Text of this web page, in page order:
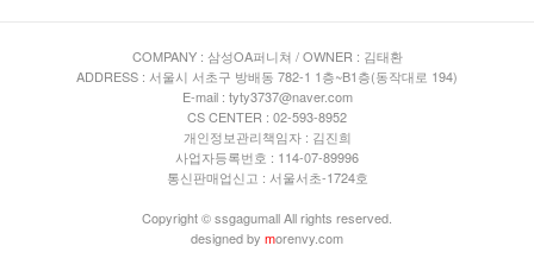
COMPANY : 삼성OA퍼니쳐 / OWNER : 김태환
ADDRESS : 서울시 서초구 방배동 782-1 1층~B1층(동작대로 194)
E-mail : tyty3737@naver.com
CS CENTER : 02-593-8952
개인정보관리책임자 : 김진희
사업자등록번호 : 114-07-89996
통신판매업신고 : 서울서초-1724호
Copyright © ssgagumall All rights reserved.
designed by morenvy.com